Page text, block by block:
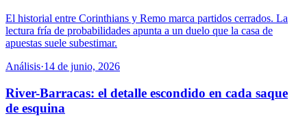
El historial entre Corinthians y Remo marca partidos cerrados. La
lectura fría de probabilidades apunta a un duelo que la casa de
apuestas suele subestimar.
Análisis·14 de junio, 2026
River-Barracas: el detalle escondido en cada saque
de esquina